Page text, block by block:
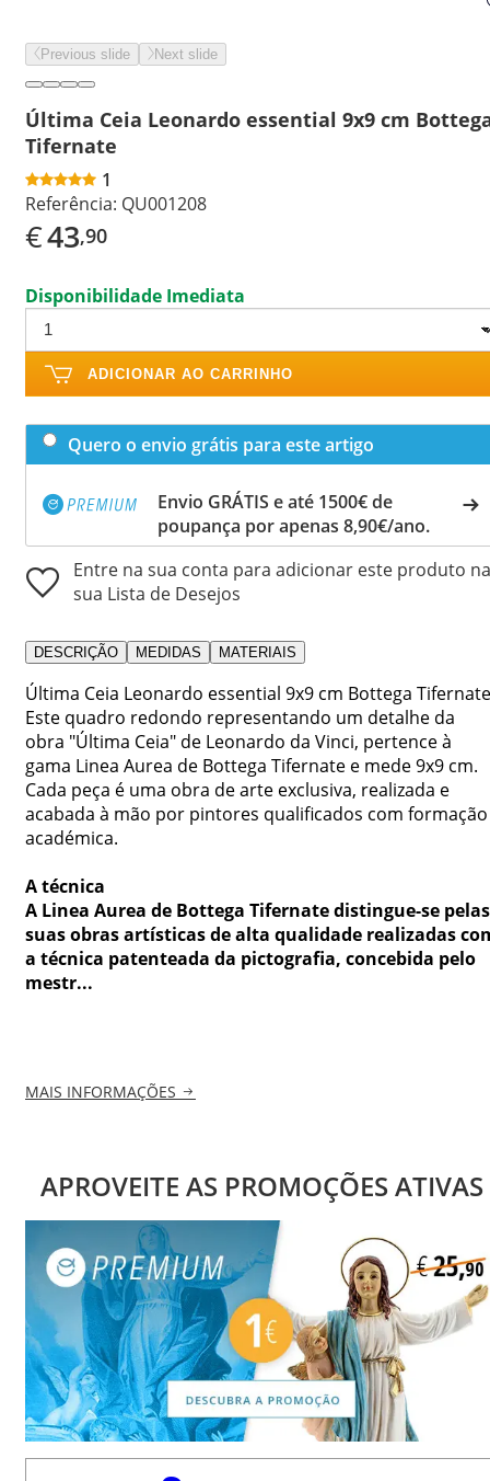
Previous slide Next slide
Última Ceia Leonardo essential 9x9 cm
Tifernate
1
Referência: QU001208
€43,90
Disponibilidade Imediata
ADICIONAR AO CARRINHO
Quero o envio grátis para este artigo
Envio GRÁTIS e até 1500€ de
poupança por apenas 8,90€/ano.
Entre na sua conta para adicionar este produto na
sua Lista de Desejos
DESCRIÇÃO MEDIDAS MATERIAIS
Última Ceia Leonardo essential 9x9 cm Bottega
Este quadro redondo representando um detalhe da
obra "Última Ceia" de Leonardo da Vinci, pertence à
gama Linea Aurea de Bottega Tifernate e mede 9x9 cm.
Cada peça é uma obra de arte exclusiva, realizada e
acabada à mão por pintores qualificados com formação
académica.
A técnica
A Linea Aurea de Bottega Tifernate distingue-se pelas
suas obras artísticas de alta qualidade realizadas
a técnica patenteada da pictografia, concebida pelo
mestr...
MAIS INFORMAÇÕES
APROVEITE AS PROMOÇÕES ATIVAS